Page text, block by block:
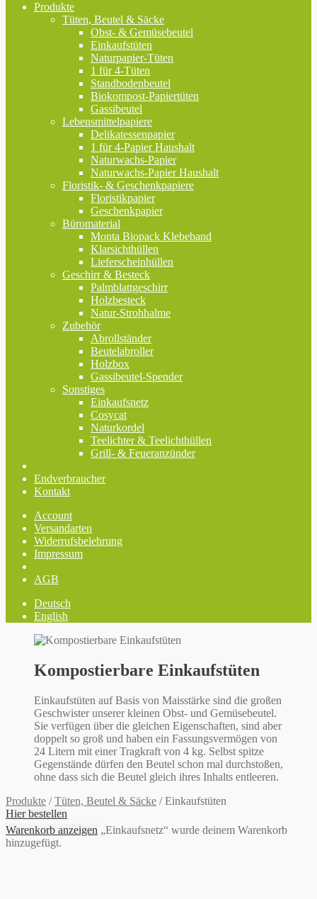
Produkte
Tüten, Beutel & Säcke
Obst- & Gemüsebeutel
Einkaufstüten
Naturpapier-Tüten
1 für 4-Tüten
Standbodenbeutel
Biokompost-Papiertüten
Gassibeutel
Lebensmittelpapiere
Delikatessenpapier
1 für 4-Papier Haushalt
Naturwachs-Papier
Naturwachs-Papier Haushalt
Floristik- & Geschenkpapiere
Floristikpapier
Geschenkpapier
Büromaterial
Monta Biopack Klebeband
Klarsichthüllen
Lieferscheinhüllen
Geschirr & Besteck
Palmblattgeschirr
Holzbesteck
Natur-Strohhalme
Zubehör
Abrollständer
Beutelabroller
Holzbox
Gassibeutel-Spender
Sonstiges
Einkaufsnetz
Cosycat
Naturkordel
Teelichter & Teelichthüllen
Grill- & Feueranzünder
Endverbraucher
Kontakt
Account
Versandarten
Widerrufsbelehrung
Impressum
AGB
Deutsch
English
Kompostierbare Einkaufstüten
Einkaufstüten auf Basis von Maisstärke sind die großen
Geschwister unserer kleinen Obst- und Gemüsebeutel.
Sie verfügen über die gleichen Eigenschaften, sind aber
doppelt so groß und haben ein Fassungsvermögen von
24 Litern mit einer Tragkraft von 4 kg. Selbst spitze
Gegenstände dürfen den Beutel schon mal durchstoßen,
ohne dass sich die Beutel gleich ihres Inhalts entleeren.
Produkte /Tüten, Beutel & Säcke /Einkaufstüten
Hier bestellen
Warenkorb anzeigen „Einkaufsnetz“ wurde deinem Warenkorb
hinzugefügt.